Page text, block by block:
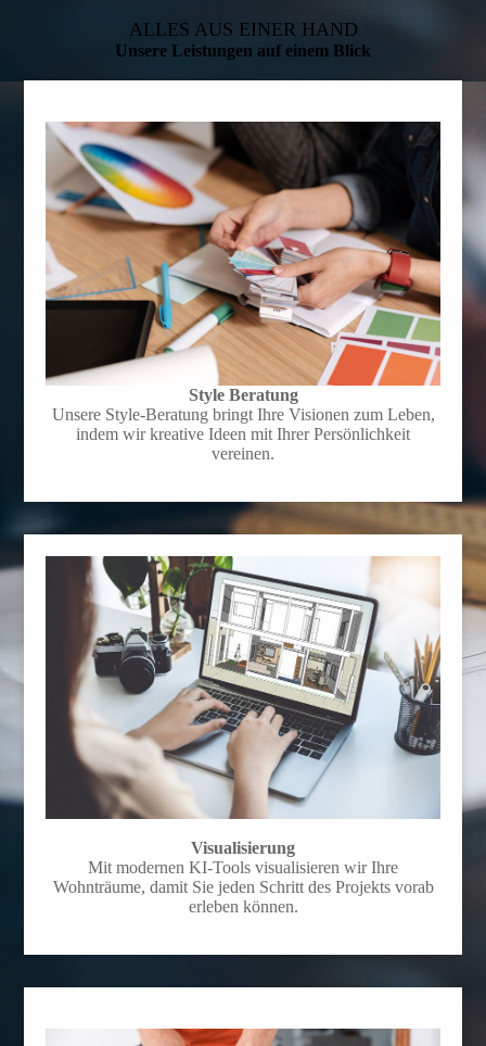
ALLES AUS EINER HAND
Unsere Leistungen auf einem Blick
Style Beratung
Unsere Style-Beratung bringt Ihre Visionen zum Leben,
indem wir kreative Ideen mit Ihrer Persönlichkeit
vereinen.
Visualisierung
Mit modernen KI-Tools visualisieren wir Ihre
Wohnträume, damit Sie jeden Schritt des Projekts vorab
erleben können.